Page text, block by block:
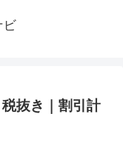
ビ
抜き｜割引計